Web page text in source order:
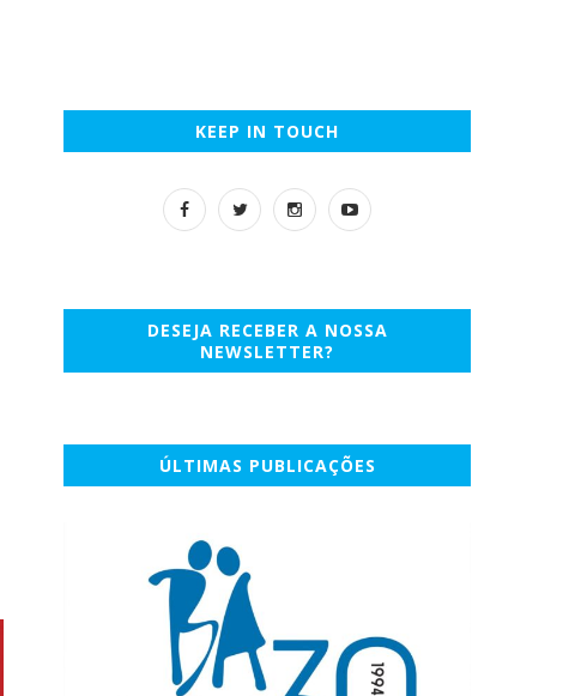
KEEP IN TOUCH
DESEJA RECEBER A NOSSA
NEWSLETTER?
ÚLTIMAS PUBLICAÇÕES